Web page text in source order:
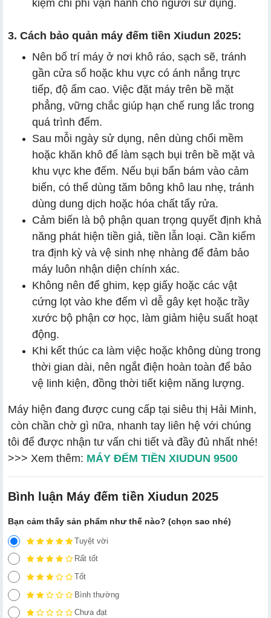
kiệm chi phí vận hành cho người sử dụng.
3. Cách bảo quản máy đếm tiền Xiudun 2025:
Nên bố trí máy ở nơi khô ráo, sạch sẽ, tránh
gần cửa sổ hoặc khu vực có ánh nắng trực
tiếp, độ ẩm cao. Việc đặt máy trên bề mặt
phẳng, vững chắc giúp hạn chế rung lắc trong
quá trình đếm.
Sau mỗi ngày sử dụng, nên dùng chổi mềm
hoặc khăn khô để làm sạch bụi trên bề mặt và
khu vực khe đếm. Nếu bụi bẩn bám vào cảm
biến, có thể dùng tăm bông khô lau nhẹ, tránh
dùng dung dịch hoặc hóa chất tẩy rửa.
Cảm biến là bộ phận quan trọng quyết định khả
năng phát hiện tiền giả, tiền lẫn loại. Cần kiểm
tra định kỳ và vệ sinh nhẹ nhàng để đảm bảo
máy luôn nhận diện chính xác.
Không nên để ghim, kẹp giấy hoặc các vật
cứng lọt vào khe đếm vì dễ gây kẹt hoặc trầy
xước bộ phận cơ học, làm giảm hiệu suất hoạt
động.
Khi kết thúc ca làm việc hoặc không dùng trong
thời gian dài, nên ngắt điện hoàn toàn để bảo
vệ linh kiện, đồng thời tiết kiệm năng lượng.
Máy hiện đang được cung cấp tại siêu thị Hải Minh,
còn chần chờ gì nữa, nhanh tay liên hệ với chúng
tôi để được nhận tư vấn chi tiết và đầy đủ nhất nhé!
>>> Xem thêm: MÁY ĐẾM TIỀN XIUDUN 9500
Bình luận Máy đếm tiền Xiudun 2025
Bạn cảm thấy sản phẩm như thế nào? (chọn sao nhé)
Tuyệt vời
Rất tốt
Tốt
Bình thường
Chưa đạt